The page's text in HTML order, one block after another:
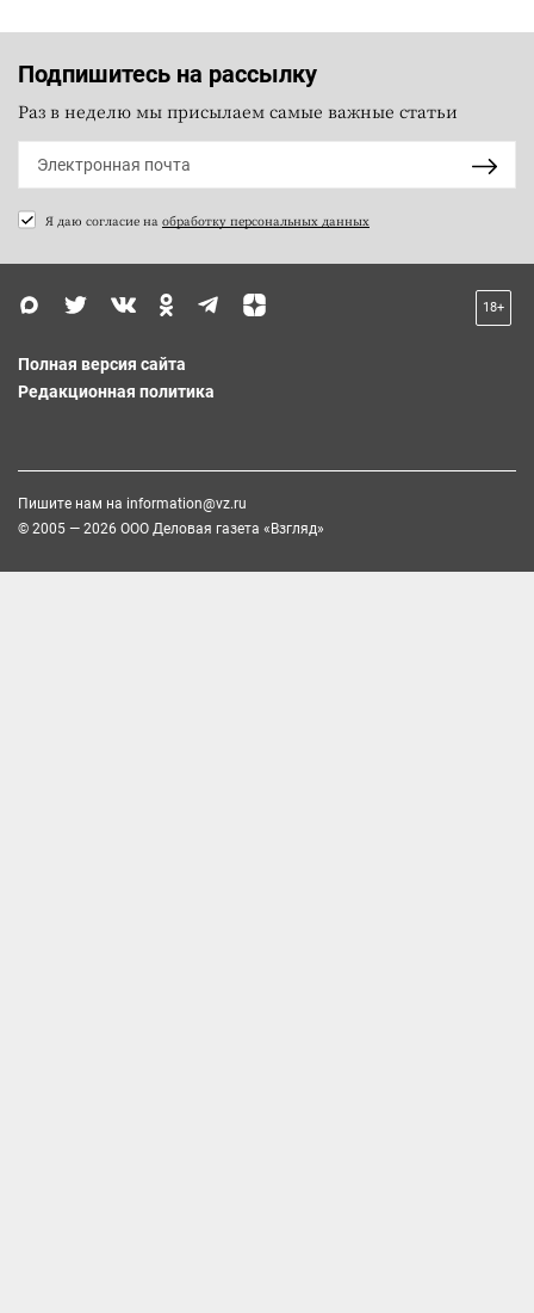
Подпишитесь на рассылку
Раз в неделю мы присылаем самые важные статьи
Я даю согласие на обработку персональных данных
18+
Полная версия сайта
Редакционная политика
Пишите нам на information@vz.ru
© 2005 — 2026 ООО Деловая газета «Взгляд»